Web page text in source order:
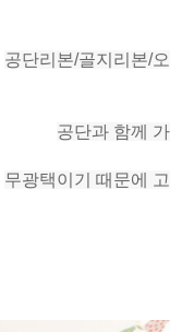
공단리본/골지리본/
공단과 함께
무광택이기 때문에